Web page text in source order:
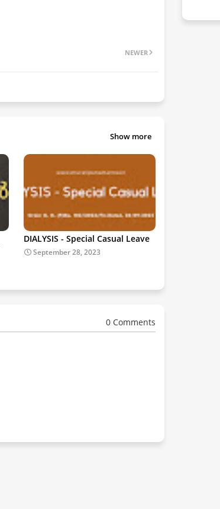
NEWER
Show more
DIALYSIS - Special Casual Leave
September 28, 2023
0 Comments